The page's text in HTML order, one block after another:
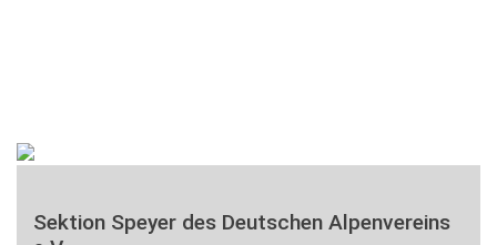
Sektion Speyer des Deutschen Alpenvereins